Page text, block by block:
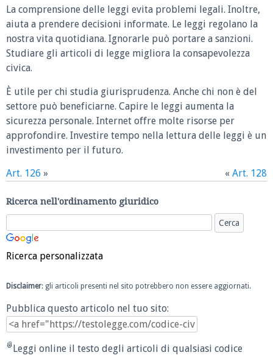
La comprensione delle leggi evita problemi legali. Inoltre,
aiuta a prendere decisioni informate. Le leggi regolano la
nostra vita quotidiana. Ignorarle può portare a sanzioni.
Studiare gli articoli di legge migliora la consapevolezza
civica.
È utile per chi studia giurisprudenza. Anche chi non è del
settore può beneficiarne. Capire le leggi aumenta la
sicurezza personale. Internet offre molte risorse per
approfondire. Investire tempo nella lettura delle leggi è un
investimento per il futuro.
Art. 126 » « Art. 128
Ricerca nell'ordinamento giuridico
Ricerca personalizzata
Disclaimer: gli articoli presenti nel sito potrebbero non essere aggiornati.
Pubblica questo articolo nel tuo sito:
Leggi online il testo degli articoli di qualsiasi codice